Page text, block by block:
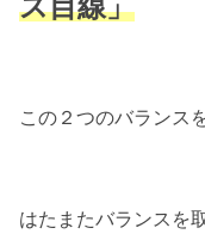
ス目線」
この２つのバランス
はたまたバランスを